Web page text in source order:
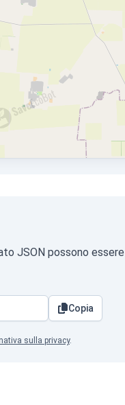
JSON possono
Copia
sulla privacy.